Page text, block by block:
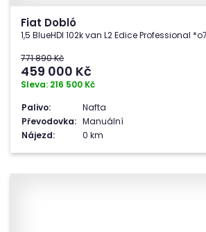
Fiat Dobló
1,5 BlueHDI 102k van L2 Edice Professional
771 890 Kč
459 000 Kč
Sleva: 216 500 Kč
Palivo:
Nafta
Převodovka: Manuální
Nájezd:
0 km